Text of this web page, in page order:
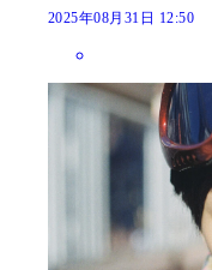
2025年08月31日 12:50